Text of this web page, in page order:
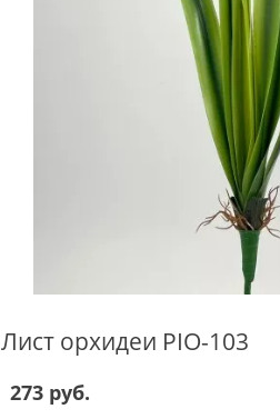
Лист орхидеи PIO-103
273 руб.